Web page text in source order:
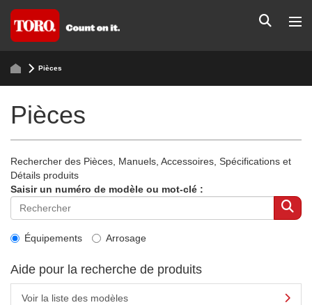
Pièces
Pièces
Rechercher des Pièces, Manuels, Accessoires, Spécifications et
Détails produits
Saisir un numéro de modèle ou mot-clé :
Équipements Arrosage
Aide pour la recherche de produits
Voir la liste des modèles